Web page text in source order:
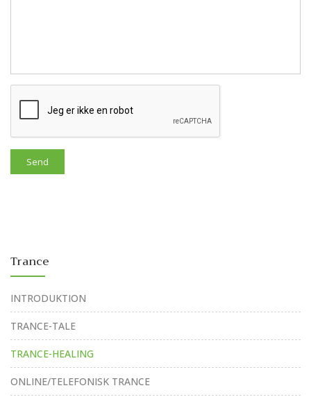
Send
Trance
INTRODUKTION
TRANCE-TALE
TRANCE-HEALING
ONLINE/TELEFONISK TRANCE